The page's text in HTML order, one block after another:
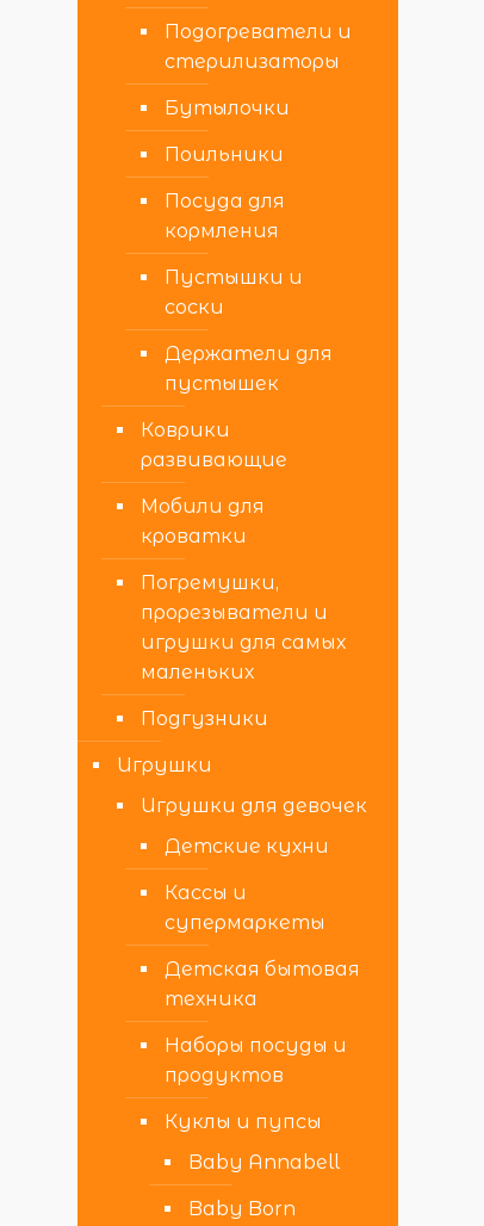
Подогреватели и
стерилизаторы
Бутылочки
Поильники
Посуда для
кормления
Пустышки и
соски
Держатели для
пустышек
Коврики
развивающие
Мобили для
кроватки
Погремушки,
прорезыватели и
игрушки для самых
маленьких
Подгузники
Игрушки
Игрушки для девочек
Детские кухни
Кассы и
супермаркеты
Детская бытовая
техника
Наборы посуды и
продуктов
Куклы и пупсы
Baby Annabell
Baby Born